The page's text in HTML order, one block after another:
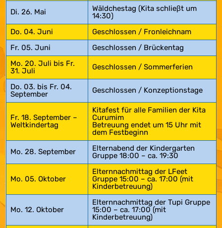
Di. 26. Mai
Wäldchestag (Kita schlieβt um
14:30)
Do. 04. Juni
Geschlossen / Fronleichnam
Fr. 05. Juni
Geschlossen / Brückentag
Mo. 20. Juli bis Fr.
31. Juli
Geschlossen / Sommerferien
Do. 03. bis Fr. 04.
September
Geschlossen / Konzeptionstage
Fr. 18. September –
Weltkindertag
Kitafest für alle Familien der Kita
Curumim
Betreuung endet um 15 Uhr mit
dem Festbeginn
Mo. 28. September
Elternabend der Kindergarten
Gruppe 18:00 – ca. 19:30
Mo. 05. Oktober
Elternnachmittag der LFeet
Gruppe 15:00 – ca. 17:00 (mit
Kinderbetreuung)
Mo. 12. Oktober
Elternnachmittag der Tupi Gruppe
15:00 – ca. 17:00 (mit
Kinderbetreuung)